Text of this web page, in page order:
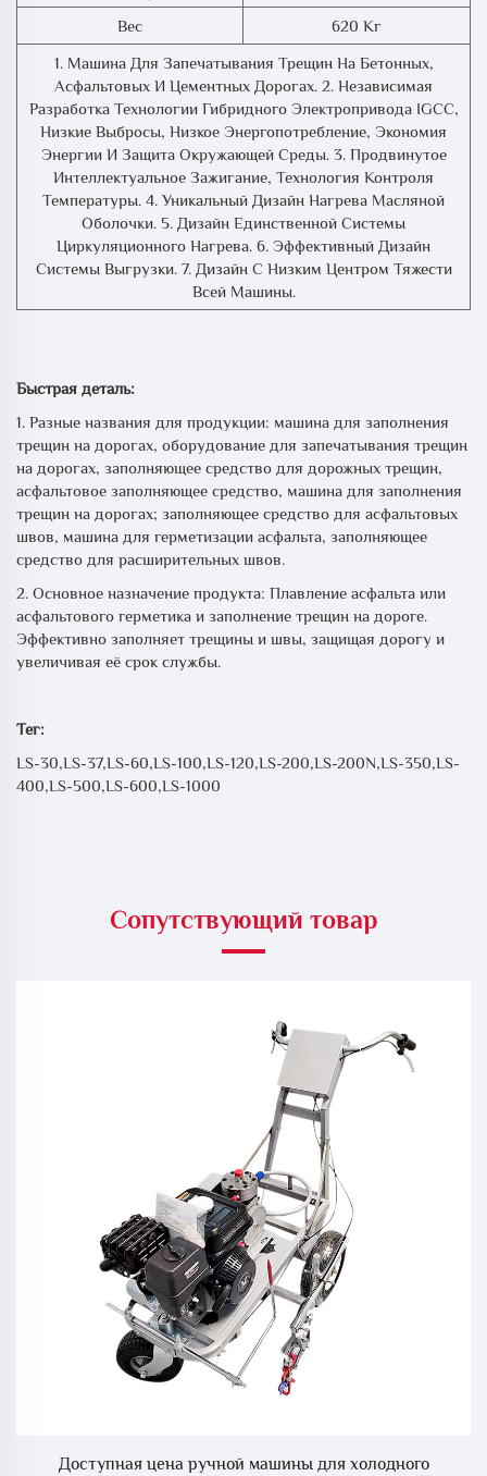
Вес
620 Кг
1. Машина Для Запечатывания Трещин На Бетонных,
Асфальтовых И Цементных Дорогах. 2. Независимая
Разработка Технологии Гибридного Электропривода IGCC,
Низкие Выбросы, Низкое Энергопотребление, Экономия
Энергии И Защита Окружающей Среды. 3. Продвинутое
Интеллектуальное Зажигание, Технология Контроля
Температуры. 4. Уникальный Дизайн Нагрева Масляной
Оболочки. 5. Дизайн Единственной Системы
Циркуляционного Нагрева. 6. Эффективный Дизайн
Системы Выгрузки. 7. Дизайн С Низким Центром Тяжести
Всей Машины.
Быстрая деталь:
1. Разные названия для продукции: машина для заполнения
трещин на дорогах, оборудование для запечатывания трещин
на дорогах, заполняющее средство для дорожных трещин,
асфальтовое заполняющее средство, машина для заполнения
трещин на дорогах; заполняющее средство для асфальтовых
швов, машина для герметизации асфальта, заполняющее
средство для расширительных швов.
2. Основное назначение продукта: Плавление асфальта или
асфальтового герметика и заполнение трещин на дороге.
Эффективно заполняет трещины и швы, защищая дорогу и
увеличивая её срок службы.
Тег:
LS-30,LS-37,LS-60,LS-100,LS-120,LS-200,LS-200N,LS-350,LS-
400,LS-500,LS-600,LS-1000
Сопутствующий товар
Доступная цена ручной машины для холодного